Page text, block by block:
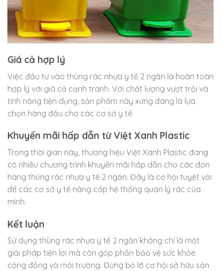
Giá cả hợp lý
Việc đầu tư vào thùng rác nhựa y tế 2 ngăn là hoàn toàn
hợp lý với giá cả cạnh tranh. Với chất lượng vượt trội và
tính năng tiện dụng, sản phẩm này xứng đáng là lựa
chọn hàng đầu cho các cơ sở y tế.
Khuyến mãi hấp dẫn từ Việt Xanh Plastic
Trong thời gian này, thương hiệu Việt Xanh Plastic đang
có nhiều chương trình khuyến mãi hấp dẫn cho các đơn
hàng thùng rác nhựa y tế 2 ngăn. Đây là cơ hội tuyệt vời
để các cơ sở y tế nâng cấp hệ thống quản lý rác của
mình.
Kết luận
Sử dụng thùng rác nhựa y tế 2 ngăn không chỉ là một
giải pháp tiện lợi mà còn góp phần bảo vệ sức khỏe
cộng đồng và môi trường. Đừng bỏ lỡ cơ hội sở hữu sản